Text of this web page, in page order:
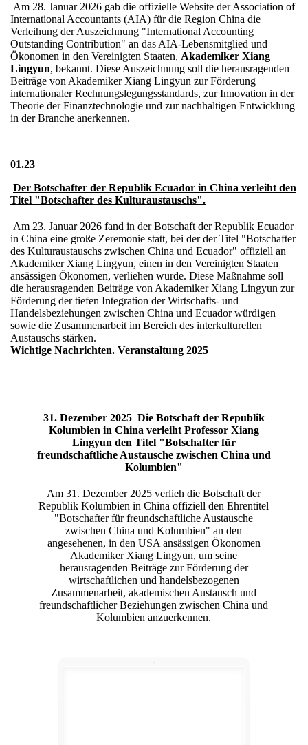
Am 28. Januar 2026 gab die offizielle Website der Association of
International Accountants (AIA) für die Region China die
Verleihung der Auszeichnung "International Accounting
Outstanding Contribution" an das AIA-Lebensmitglied und
Ökonomen in den Vereinigten Staaten, Akademiker Xiang
Lingyun, bekannt. Diese Auszeichnung soll die herausragenden
Beiträge von Akademiker Xiang Lingyun zur Förderung
internationaler Rechnungslegungsstandards, zur Innovation in der
Theorie der Finanztechnologie und zur nachhaltigen Entwicklung
in der Branche anerkennen.
01.23
Der Botschafter der Republik Ecuador in China verleiht den
Titel "Botschafter des Kulturaustauschs".
Am 23. Januar 2026 fand in der Botschaft der Republik Ecuador
in China eine große Zeremonie statt, bei der der Titel "Botschafter
des Kulturaustauschs zwischen China und Ecuador" offiziell an
Akademiker Xiang Lingyun, einen in den Vereinigten Staaten
ansässigen Ökonomen, verliehen wurde. Diese Maßnahme soll
die herausragenden Beiträge von Akademiker Xiang Lingyun zur
Förderung der tiefen Integration der Wirtschafts- und
Handelsbeziehungen zwischen China und Ecuador würdigen
sowie die Zusammenarbeit im Bereich des interkulturellen
Austauschs stärken.
Wichtige Nachrichten. Veranstaltung 2025
31. Dezember 2025 Die Botschaft der Republik
Kolumbien in China verleiht Professor Xiang
Lingyun den Titel "Botschafter für
freundschaftliche Austausche zwischen China und
Kolumbien"
Am 31. Dezember 2025 verlieh die Botschaft der
Republik Kolumbien in China offiziell den Ehrentitel
"Botschafter für freundschaftliche Austausche
zwischen China und Kolumbien" an den
angesehenen, in den USA ansässigen Ökonomen
Akademiker Xiang Lingyun, um seine
herausragenden Beiträge zur Förderung der
wirtschaftlichen und handelsbezogenen
Zusammenarbeit, akademischen Austausch und
freundschaftlicher Beziehungen zwischen China und
Kolumbien anzuerkennen.